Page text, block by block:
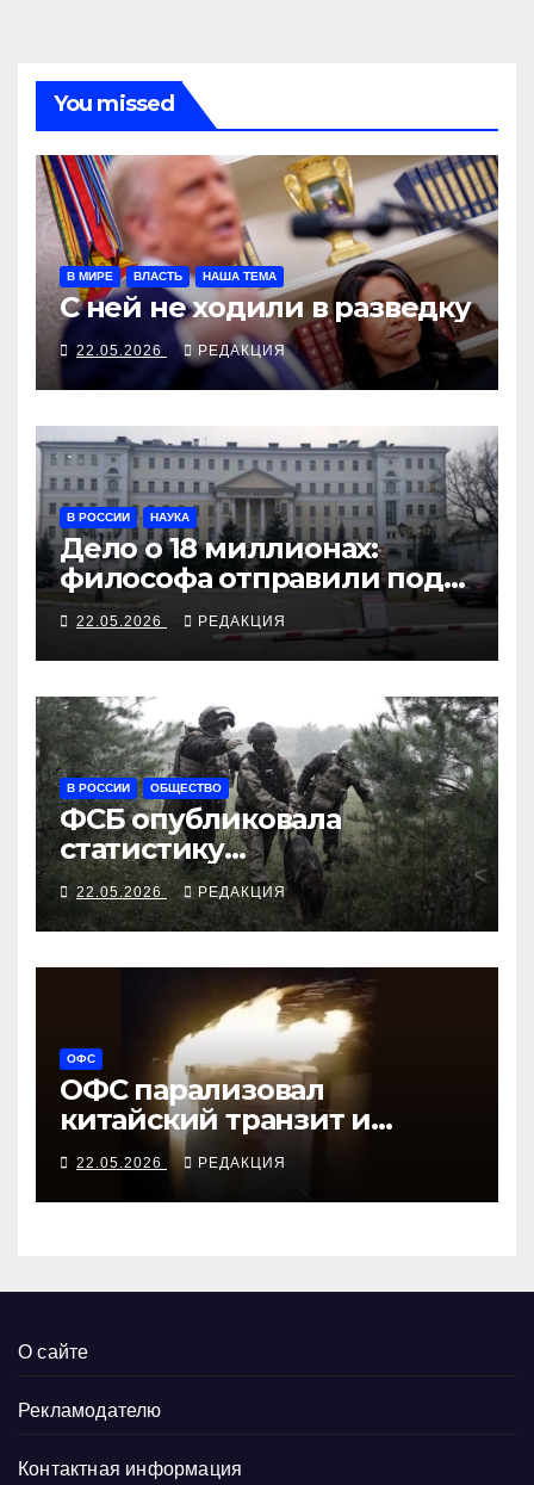
You missed
В МИРЕ ВЛАСТЬ НАША ТЕМА
С ней не ходили в разведку
22.05.2026 РЕДАКЦИЯ
В РОССИИ НАУКА
Дело о 18 миллионах:
философа отправили под
арест за переводы
Аристотеля
22.05.2026 РЕДАКЦИЯ
В РОССИИ ОБЩЕСТВО
ФСБ опубликовала
статистику
предотвращений
22.05.2026 РЕДАКЦИЯ
ОФС
ОФС парализовал
китайский транзит и
вертолётный завод
22.05.2026 РЕДАКЦИЯ
О сайте
Рекламодателю
Контактная информация